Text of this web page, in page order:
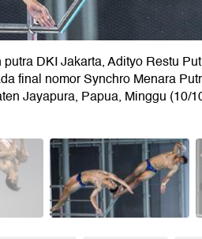
DKI Jakarta, Adityo Restu
final nomor Synchro Menara
Jayapura, Papua, Minggu (10/